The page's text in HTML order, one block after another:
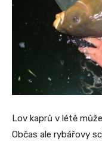
Lov kaprů v létě
Občas ale rybářovy